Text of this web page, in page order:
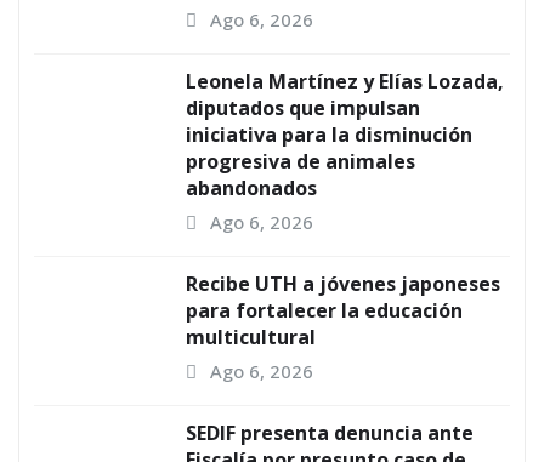
Ago 6, 2026
Leonela Martínez y Elías Lozada,
diputados que impulsan
iniciativa para la disminución
progresiva de animales
abandonados
Ago 6, 2026
Recibe UTH a jóvenes japoneses
para fortalecer la educación
multicultural
Ago 6, 2026
SEDIF presenta denuncia ante